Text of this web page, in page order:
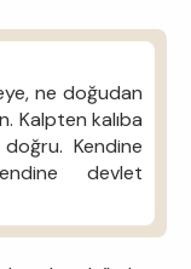
ne doğudan
Kalpten kalıba
Kendine
devlet